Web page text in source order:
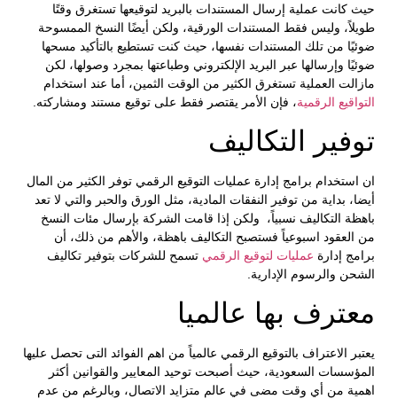
حيث كانت عملية إرسال المستندات بالبريد لتوقيعها تستغرق وقتًا
طويلاً، وليس فقط المستندات الورقية، ولكن أيضًا النسخ الممسوحة
ضوئيًا من تلك المستندات نفسها، حيث كنت تستطيع بالتأكيد مسحها
ضوئيًا وإرسالها عبر البريد الإلكتروني وطباعتها بمجرد وصولها، لكن
مازالت العملية تستغرق الكثير من الوقت الثمين، أما عند استخدام
التواقيع الرقمية، فإن الأمر يقتصر فقط على توقيع مستند ومشاركته.
توفير التكاليف
ان استخدام برامج إدارة عمليات التوقيع الرقمي توفر الكثير من المال
أيضا، بداية من توفير النفقات المادية، مثل الورق والحبر والتي لا تعد
باهظة التكاليف نسبياً، ولكن إذا قامت الشركة بإرسال مئات النسخ
من العقود اسبوعياً فستصبح التكاليف باهظة، والأهم من ذلك، أن
برامج إدارة عمليات لتوقيع الرقمي تسمح للشركات بتوفير تكاليف
الشحن والرسوم الإدارية.
معترف بها عالميا
يعتبر الاعتراف بالتوقيع الرقمي عالمياً من اهم الفوائد التى تحصل عليها
المؤسسات السعودية، حيث أصبحت توحيد المعايير والقوانين أكثر
اهمية من أي وقت مضى في عالم متزايد الاتصال، وبالرغم من عدم